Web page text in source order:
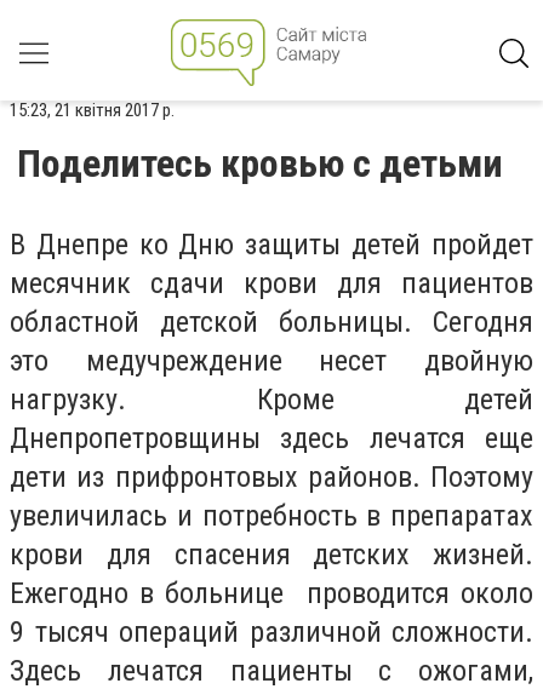
15:23, 21 квітня 2017 р.
Поделитесь кровью с детьми
В Днепре ко Дню защиты детей пройдет
месячник сдачи крови для пациентов
областной детской больницы. Сегодня
это медучреждение несет двойную
нагрузку. Кроме детей
Днепропетровщины здесь лечатся еще
дети из прифронтовых районов. Поэтому
увеличилась и потребность в препаратах
крови для спасения детских жизней.
Ежегодно в больнице проводится около
9 тысяч операций различной сложности.
Здесь лечатся пациенты с ожогами,